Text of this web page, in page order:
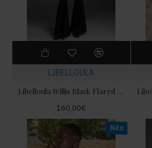
LIBELLOULA
Libelloula Willis Black Flared Παντελόνι
160,00€
Νέο